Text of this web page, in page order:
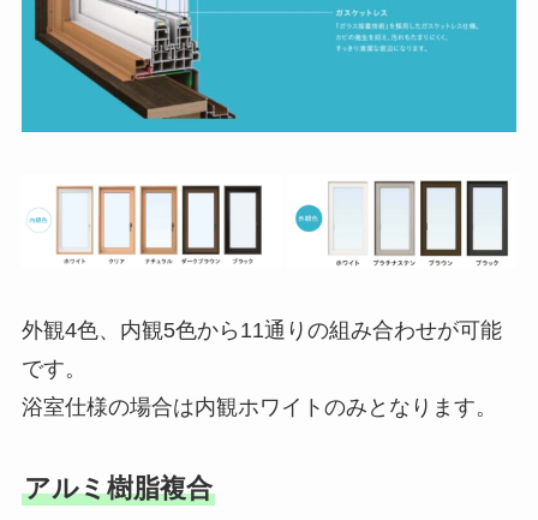
外観4色、内観5色から11通りの組み合わせが可能
です。
浴室仕様の場合は内観ホワイトのみとなります。
アルミ樹脂複合